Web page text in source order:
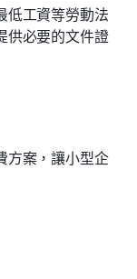
低工資等勞動法
供必要的文件證
方案，讓小型企